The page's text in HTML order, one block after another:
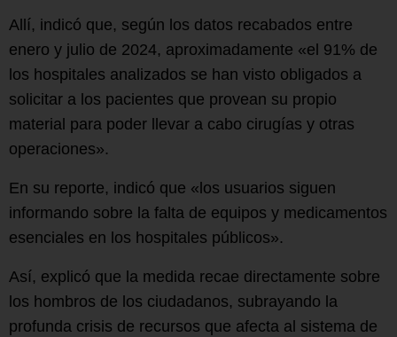
Allí, indicó que, según los datos recabados entre
enero y julio de 2024, aproximadamente «el 91% de
los hospitales analizados se han visto obligados a
solicitar a los pacientes que provean su propio
material para poder llevar a cabo cirugías y otras
operaciones».
En su reporte, indicó que «los usuarios siguen
informando sobre la falta de equipos y medicamentos
esenciales en los hospitales públicos».
Así, explicó que la medida recae directamente sobre
los hombros de los ciudadanos, subrayando la
profunda crisis de recursos que afecta al sistema de